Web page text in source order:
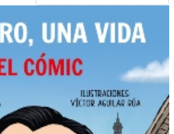
por
últimos